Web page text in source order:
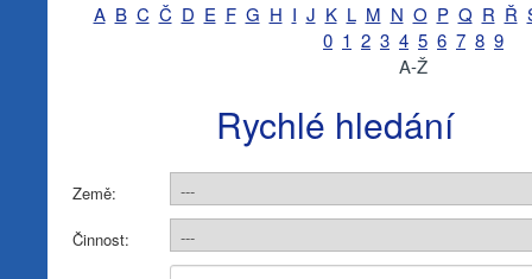
A B C Č D E F G H I J K L M N O P Q R Ř
0 1 2 3 4 5 6 7 8 9
A-Ž
Rychlé hledání
Země:
Činnost: